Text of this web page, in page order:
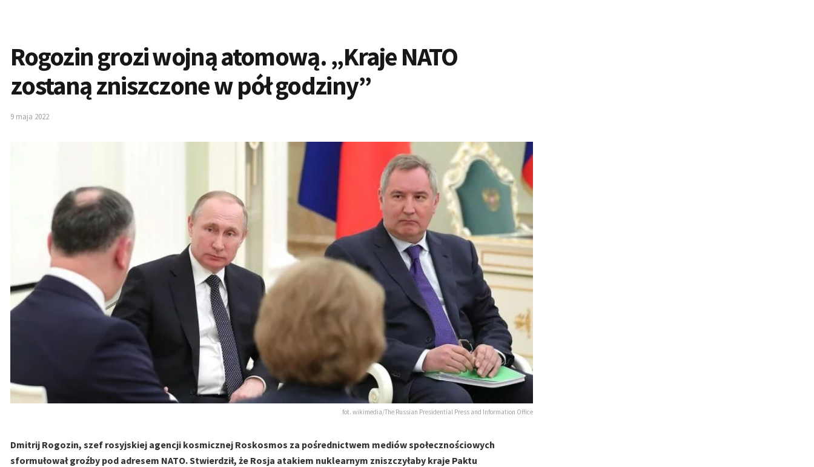
Rogozin grozi wojną atomową. „Kraje NATO
zostaną zniszczone w pół godziny”
9 maja 2022
fot. wikimedia/The Russian Presidential Press and Information Office
Dmitrij Rogozin, szef rosyjskiej agencji kosmicznej Roskosmos za pośrednictwem mediów społecznościowych
sformułował groźby pod adresem NATO. Stwierdził, że Rosja atakiem nuklearnym zniszczyłaby kraje Paktu